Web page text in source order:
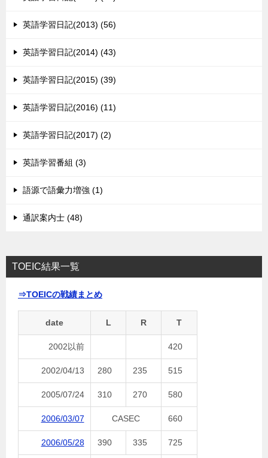
英語学習日記(2013) (56)
英語学習日記(2014) (43)
英語学習日記(2015) (39)
英語学習日記(2016) (11)
英語学習日記(2017) (2)
英語学習番組 (3)
語源で語彙力増強 (1)
通訳案内士 (48)
TOEIC結果一覧
⇒TOEICの戦績まとめ
date L R T
2002以前 420
2002/04/13 280 235 515
2005/07/24 310 270 580
2006/03/07 CASEC 660
2006/05/28 390 335 725